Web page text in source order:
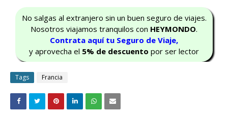
No salgas al extranjero sin un buen seguro de viajes.
Nosotros viajamos tranquilos con HEYMONDO.
Contrata aquí tu Seguro de Viaje,
y aprovecha el 5% de descuento por ser lector
Tags Francia